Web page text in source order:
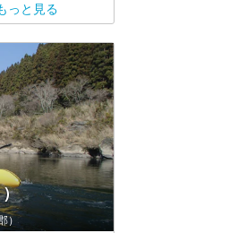
っと見る
）